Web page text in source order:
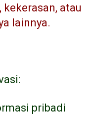
atau
lainnya.
pribadi